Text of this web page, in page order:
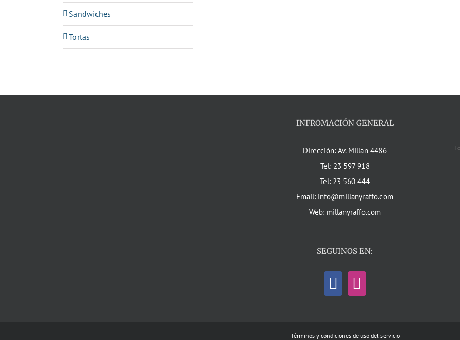
Sandwiches
Tortas
INFROMACIÓN GENERAL
Dirección: Av. Millan 4486
Tel: 23 597 918
Tel: 23 560 444
Email: info@millanyraffo.com
Web: millanyraffo.com
SEGUINOS EN:
Términos y condiciones de uso del servicio